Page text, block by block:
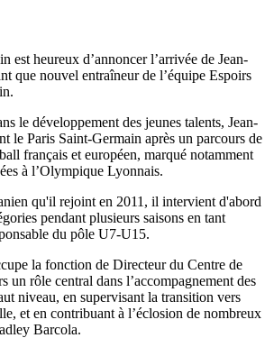
est heureux d’annoncer l’arrivée de Jean-
que nouvel entraîneur de l’équipe Espoirs
le développement des jeunes talents, Jean-
le Paris Saint-Germain après un parcours de
français et européen, marqué notamment
à l’Olympique Lyonnais.
qu'il rejoint en 2011, il intervient d'abord
pendant plusieurs saisons en tant
du pôle U7-U15.
la fonction de Directeur du Centre de
un rôle central dans l’accompagnement des
niveau, en supervisant la transition vers
et en contribuant à l’éclosion de nombreux
Barcola.